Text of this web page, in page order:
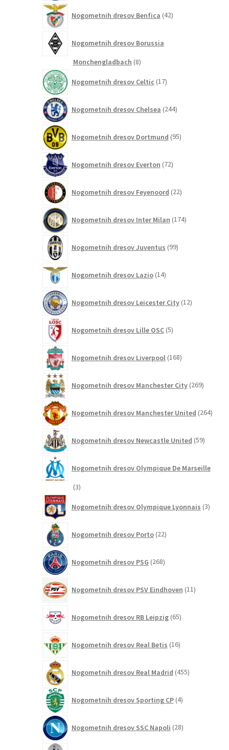
Nogometnih dresov Benfica 42izdelkov
Nogometnih dresov Borussia
Monchengladbach 88
Nogometnih dresov Celtic 17izdelkov
Nogometnih dresov Chelsea 244izdelkov
Nogometnih dresov Dortmund 95izdelkov
Nogometnih dresov Everton 72izdelkov
Nogometnih dresov Feyenoord 22izdelkov
Nogometnih dresov Inter Milan 174izdelkov
Nogometnih dresov Juventus 99izdelkov
Nogometnih dresov Lazio 14izdelkov
Nogometnih dresov Leicester City 12izdelkov
Nogometnih dresov Lille OSC 5izdelkov
Nogometnih dresov Liverpool 168izdelkov
Nogometnih dresov Manchester City 269izdelkov
Nogometnih dresov Manchester United 264
Nogometnih dresov Newcastle United 59izdelkov
Nogometnih dresov Olympique De Marseille
33
Nogometnih dresov Olympique Lyonnais 3izdelki
Nogometnih dresov Porto 22izdelkov
Nogometnih dresov PSG 268izdelkov
Nogometnih dresov PSV Eindhoven 11izdelkov
Nogometnih dresov RB Leipzig 65izdelkov
Nogometnih dresov Real Betis 16izdelkov
Nogometnih dresov Real Madrid 455izdelkov
Nogometnih dresov Sporting CP 4izdelki
Nogometnih dresov SSC Napoli 28izdelkov